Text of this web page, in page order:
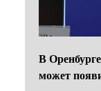
В
может